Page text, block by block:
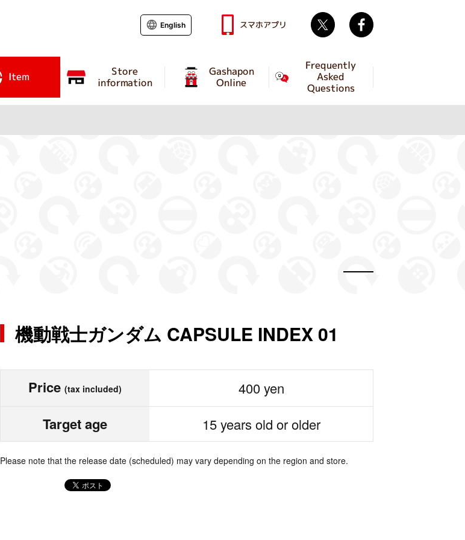
Item Store
information
Gashapon
Online
Frequently
Asked
Questions
English スマホアプリ Twitter
機動戦士ガンダム CAPSULE INDEX 01
Price (tax included) 400 yen
Target age 15 years old or older
Please note that the release date (scheduled) may vary depending on the region and store.